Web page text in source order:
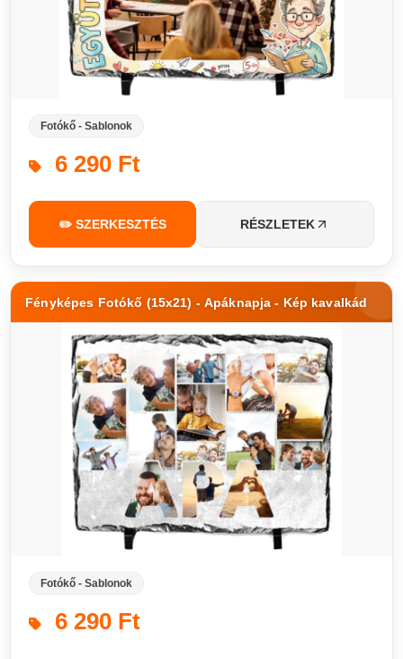
Fotókő - Sablonok
6 290 Ft
✏️ SZERKESZTÉS RÉSZLETEK
Fényképes Fotókő (15x21) - Apáknapja - Kép kavalkád
Fotókő - Sablonok
6 290 Ft